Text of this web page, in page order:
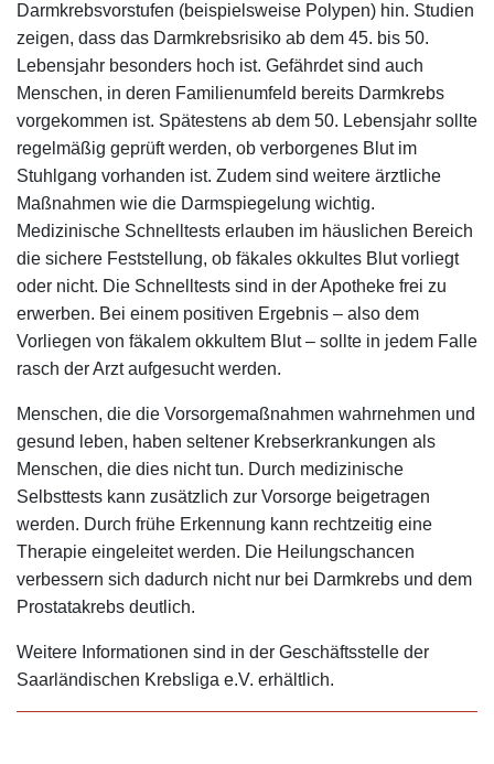
Darmkrebsvorstufen (beispielsweise Polypen) hin. Studien
zeigen, dass das Darmkrebsrisiko ab dem 45. bis 50.
Lebensjahr besonders hoch ist. Gefährdet sind auch
Menschen, in deren Familienumfeld bereits Darmkrebs
vorgekommen ist. Spätestens ab dem 50. Lebensjahr sollte
regelmäßig geprüft werden, ob verborgenes Blut im
Stuhlgang vorhanden ist. Zudem sind weitere ärztliche
Maßnahmen wie die Darmspiegelung wichtig.
Medizinische Schnelltests erlauben im häuslichen Bereich
die sichere Feststellung, ob fäkales okkultes Blut vorliegt
oder nicht. Die Schnelltests sind in der Apotheke frei zu
erwerben. Bei einem positiven Ergebnis – also dem
Vorliegen von fäkalem okkultem Blut – sollte in jedem Falle
rasch der Arzt aufgesucht werden.
Menschen, die die Vorsorgemaßnahmen wahrnehmen und
gesund leben, haben seltener Krebserkrankungen als
Menschen, die dies nicht tun. Durch medizinische
Selbsttests kann zusätzlich zur Vorsorge beigetragen
werden. Durch frühe Erkennung kann rechtzeitig eine
Therapie eingeleitet werden. Die Heilungschancen
verbessern sich dadurch nicht nur bei Darmkrebs und dem
Prostatakrebs deutlich.
Weitere Informationen sind in der Geschäftsstelle der
Saarländischen Krebsliga e.V. erhältlich.